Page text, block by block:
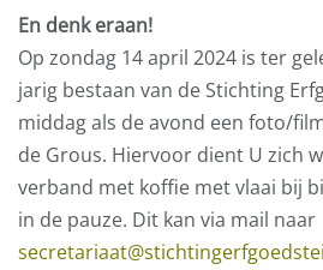
En denk eraan!
Op zondag 14 april 2024 is ter
jarig bestaan van de Stichting
middag als de avond een foto/
de Grous. Hiervoor dient U zich
verband met koffie met vlaai bij
in de pauze. Dit kan via mail naar